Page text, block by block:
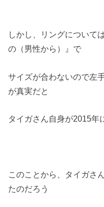
しかし、リングについて
の（男性から）』で
サイズが合わないので左
が真実だと
タイガさん自身が2015年
このことから、タイガさ
たのだろう